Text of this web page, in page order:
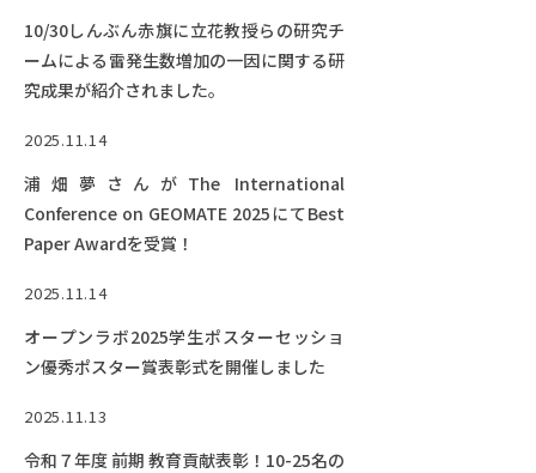
10/30しんぶん赤旗に立花教授らの研究チ
ームによる雷発生数増加の一因に関する研
究成果が紹介されました。
2025.11.14
浦畑夢さんがThe International
Conference on GEOMATE 2025にてBest
Paper Awardを受賞！
2025.11.14
オープンラボ2025学生ポスターセッショ
ン優秀ポスター賞表彰式を開催しました
2025.11.13
令和７年度 前期 教育貢献表彰！10-25名の